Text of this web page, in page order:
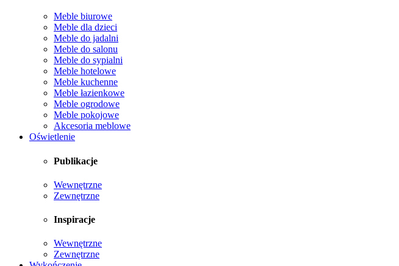
Meble biurowe
Meble dla dzieci
Meble do jadalni
Meble do salonu
Meble do sypialni
Meble hotelowe
Meble kuchenne
Meble łazienkowe
Meble ogrodowe
Meble pokojowe
Akcesoria meblowe
Oświetlenie
Publikacje
Wewnętrzne
Zewnętrzne
Inspiracje
Wewnętrzne
Zewnętrzne